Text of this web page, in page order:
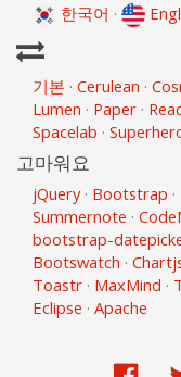
한국어 ·
기본 · Cerulean ·
Lumen · Paper ·
Spacelab ·
고마워요
jQuery· Bootstrap ·
Summernote ·
bootstrap-
Bootswatch ·
Toastr · MaxMind ·
Eclipse · Apache